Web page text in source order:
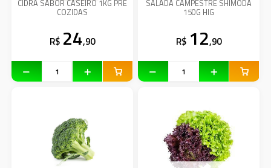
CIDRA SABOR CASEIRO 1KG PRE
COZIDAS
R$ 24,90
SALADA CAMPESTRE SHIMODA
150G HIG
R$ 12,90